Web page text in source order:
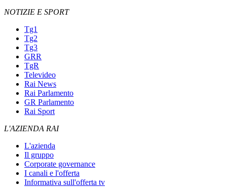
NOTIZIE E SPORT
Tg1
Tg2
Tg3
GRR
TgR
Televideo
Rai News
Rai Parlamento
GR Parlamento
Rai Sport
L'AZIENDA RAI
L'azienda
Il gruppo
Corporate governance
I canali e l'offerta
Informativa sull'offerta tv